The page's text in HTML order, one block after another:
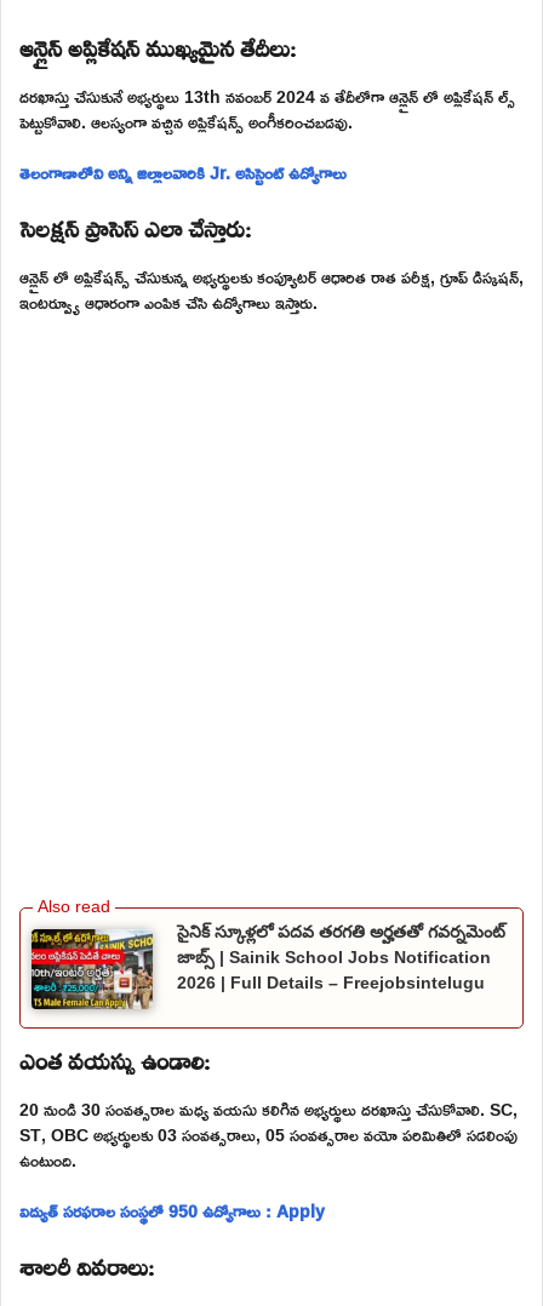
ఆన్లైన్ అప్లికేషన్ ముఖ్యమైన తేదీలు:
దరఖాస్తు చేసుకునే అభ్యర్థులు 13th నవంబర్ 2024 వ తేదీలోగా ఆన్లైన్ లో అప్లికేషన్ ల్స్
పెట్టుకోవాలి. ఆలస్యంగా వచ్చిన అప్లికేషన్స్ అంగీకరించబడవు.
తెలంగాణాలోని అన్ని జిల్లాలవారికి Jr. అసిస్టెంట్ ఉద్యోగాలు
సెలక్షన్ ప్రాసెస్ ఎలా చేస్తారు:
ఆన్లైన్ లో అప్లికేషన్స్ చేసుకున్న అభ్యర్థులకు కంప్యూటర్ ఆధారిత రాత పరీక్ష, గ్రూప్ డిస్కషన్,
ఇంటర్వ్యూ ఆధారంగా ఎంపిక చేసి ఉద్యోగాలు ఇస్తారు.
సైనిక్ స్కూళ్లలో పదవ తరగతి అర్హతతో గవర్నమెంట్
జాబ్స్ | Sainik School Jobs Notification
2026 | Full Details – Freejobsintelugu
ఎంత వయస్సు ఉండాలి:
20 నుండి 30 సంవత్సరాల మధ్య వయసు కలిగిన అభ్యర్థులు దరఖాస్తు చేసుకోవాలి. SC,
ST, OBC అభ్యర్థులకు 03 సంవత్సరాలు, 05 సంవత్సరాల వయో పరిమితిలో సడలింపు
ఉంటుంది.
విద్యుత్ సరఫరాల సంస్థలో 950 ఉద్యోగాలు : Apply
శాలరీ వివరాలు: